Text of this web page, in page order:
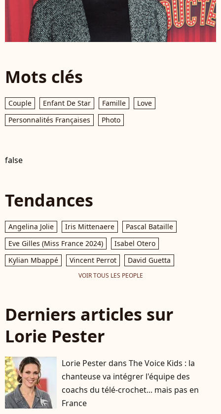
Mots clés
Couple Enfant De Star Famille
Love
Personnalités Françaises
Photo
false
Tendances
Angelina Jolie Iris Mittenaere
Pascal Bataille
Eve Gilles (Miss France 2024)
Isabel Otero
Kylian Mbappé
Vincent Perrot David Guetta
VOIR TOUS LES PEOPLE
Derniers articles sur
Lorie Pester
Lorie Pester dans The Voice Kids : la
chanteuse va intégrer l'équipe des
coachs du télé-crochet... mais pas en
France